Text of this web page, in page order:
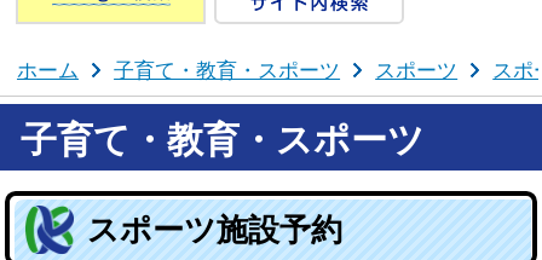
ホーム 子育て・教育・スポーツ スポーツ スポ
子育て・教育・スポーツ
スポーツ施設予約